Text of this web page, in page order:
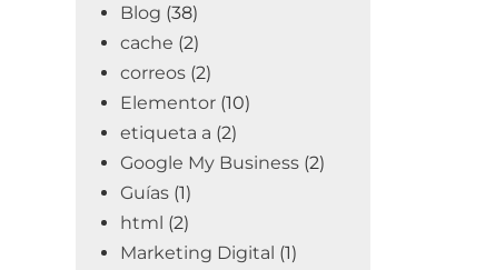
Blog (38)
cache (2)
correos (2)
Elementor (10)
etiqueta a (2)
Google My Business (2)
Guías (1)
html (2)
Marketing Digital (1)